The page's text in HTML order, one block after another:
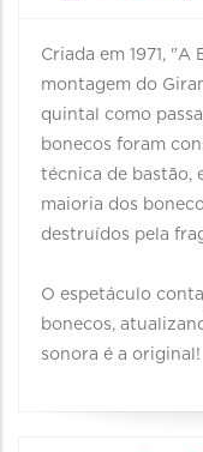
Criada em 1971,
montagem do
quintal como
bonecos foram
técnica de bastão,
maioria dos
destruídos pela
O espetáculo
bonecos,
sonora é a original!